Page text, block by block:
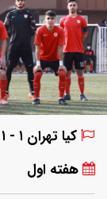
کیا تهران ۱ - ۱ گرین کشاورز نهاوند
هفته اول